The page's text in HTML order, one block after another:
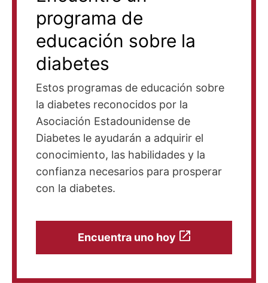
programa de
educación sobre la
diabetes
Estos programas de educación sobre
la diabetes reconocidos por la
Asociación Estadounidense de
Diabetes le ayudarán a adquirir el
conocimiento, las habilidades y la
confianza necesarios para prosperar
con la diabetes.
Encuentra uno hoy